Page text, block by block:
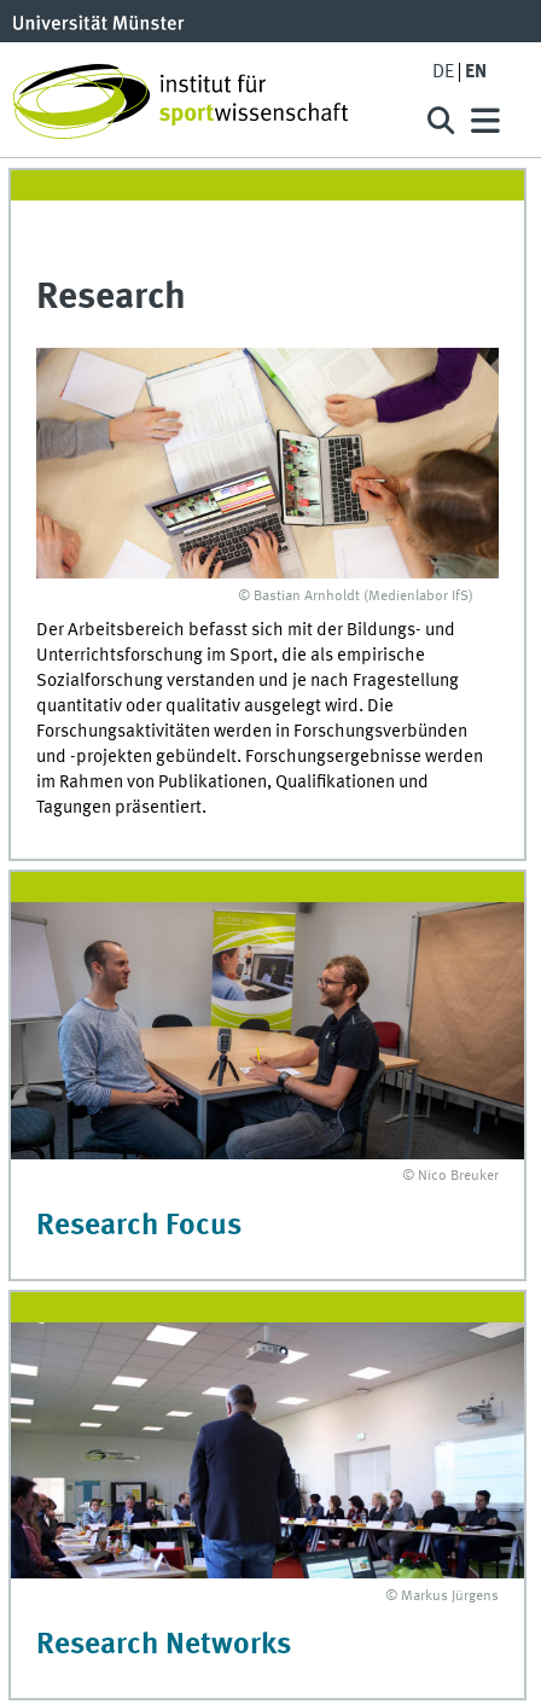
DE EN
Research
© Bastian Arnholdt (Medienlabor IfS)
Der Arbeitsbereich befasst sich mit der Bildungs- und
Unterrichtsforschung im Sport, die als empirische
Sozialforschung verstanden und je nach Fragestellung
quantitativ oder qualitativ ausgelegt wird. Die
Forschungsaktivitäten werden in Forschungsverbünden
und -projekten gebündelt. Forschungsergebnisse werden
im Rahmen von Publikationen, Qualifikationen und
Tagungen präsentiert.
© Nico Breuker
Research Focus
© Markus Jürgens
Research Networks